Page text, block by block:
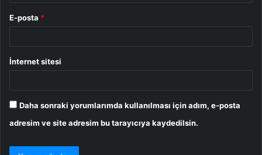
E-posta *
İnternet sitesi
Daha sonraki yorumlarımda kullanılması için adım, e-posta
adresim ve site adresim bu tarayıcıya kaydedilsin.